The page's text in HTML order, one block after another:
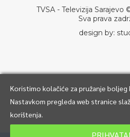
TVSA - Televizija
Sva prava
design by:
Koristimo kolačiće za pružanje
Nastavkom pregleda web stranice
korištenja.